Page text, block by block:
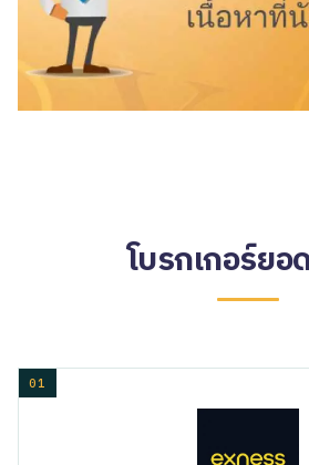
โบรกเกอร์ย